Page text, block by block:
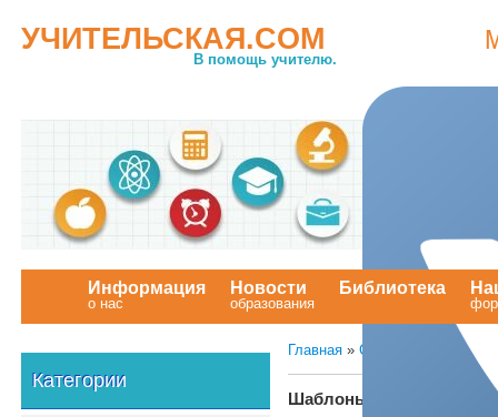
УЧИТЕЛЬСКАЯ.COM
В помощь учителю.
Информация
о нас
Новости
образования
Библиотека
Главная » Статьи Шаблоны
Шаблоны документов
Категории